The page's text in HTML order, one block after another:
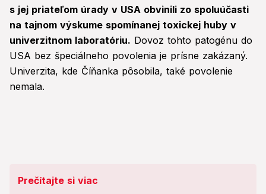
s jej priateľom úrady v USA obvinili zo spoluúčasti
na tajnom výskume spomínanej toxickej huby v
univerzitnom laboratóriu. Dovoz tohto patogénu do
USA bez špeciálneho povolenia je prísne zakázaný.
Univerzita, kde Číňanka pôsobila, také povolenie
nemala.
Prečítajte si viac